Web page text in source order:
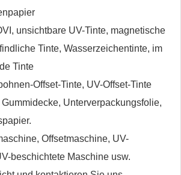
unsichtbare UV-Tinte, magnetische
Tinte, Wasserzeichentinte, im
Tinte
Offset-Tinte, UV-Offset-Tinte
Unterverpackungsfolie,
Offsetmaschine, UV-
beschichtete Maschine usw.